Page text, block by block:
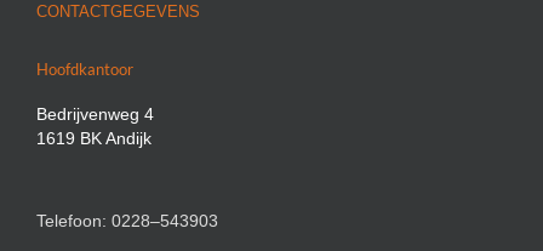
CONTACTGEGEVENS
Hoofdkantoor
Bedrijvenweg 4
1619 BK Andijk
Telefoon: 0228–543903